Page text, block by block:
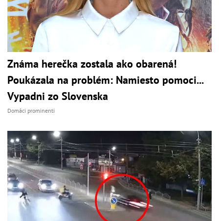
Známa herečka zostala ako obarená!
Poukázala na problém: Namiesto pomoci...
Vypadni zo Slovenska
Domáci prominenti